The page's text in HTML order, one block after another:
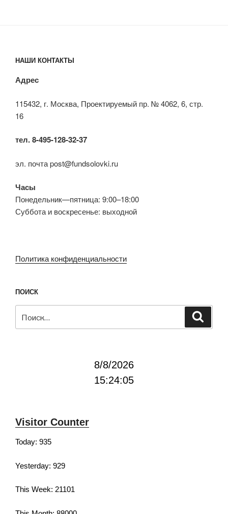
НАШИ КОНТАКТЫ
Адрес
115432, г. Москва, Проектируемый пр. № 4062, 6, стр.
16
тел. 8-495-128-32-37
эл. почта post@fundsolovki.ru
Часы
Понедельник—пятница: 9:00–18:00
Суббота и воскресенье: выходной
Политика конфиденциальности
ПОИСК
8/8/2026
15:24:05
Visitor Counter
Today: 935
Yesterday: 929
This Week: 21101